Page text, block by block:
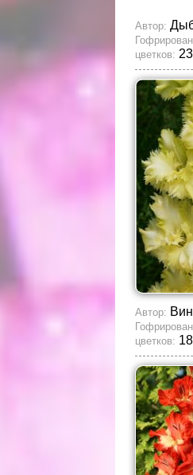
Автор:
цветков:
Автор:
цветков: